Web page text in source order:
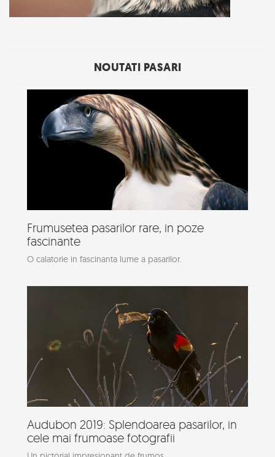
NOUTATI PASARI
Frumusetea pasarilor rare, in poze
fascinante
O calatorie in fascinanta lume a pasarilor.
Audubon 2019: Splendoarea pasarilor, in
cele mai frumoase fotografii